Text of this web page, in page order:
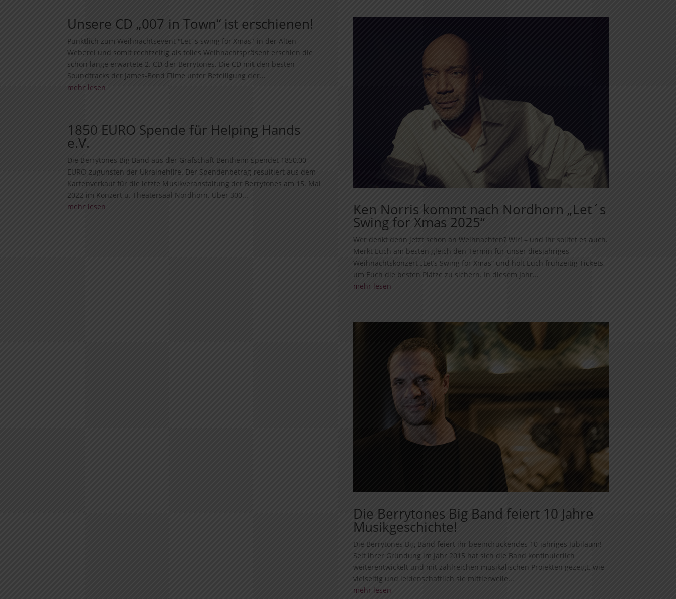
Unsere CD „007 in Town“ ist erschienen!
Pünktlich zum Weihnachtsevent "Let`s swing for Xmas" in der Alten
Weberei und somit rechtzeitig als tolles Weihnachtspräsent erschien die
schon lange erwartete 2. CD der Berrytones. Die CD mit den besten
Soundtracks der James-Bond Filme unter Beteiligung der...
mehr lesen
1850 EURO Spende für Helping Hands
e.V.
Die Berrytones Big Band aus der Grafschaft Bentheim spendet 1850,00
EURO zugunsten der Ukrainehilfe. Der Spendenbetrag resultiert aus dem
Kartenverkauf für die letzte Musikveranstaltung der Berrytones am 15. Mai
2022 im Konzert u. Theatersaal Nordhorn. Über 300...
mehr lesen
Ken Norris kommt nach Nordhorn „Let´s
Swing for Xmas 2025“
Wer denkt denn jetzt schon an Weihnachten? Wir! – und Ihr solltet es auch.
Merkt Euch am besten gleich den Termin für unser diesjähriges
Weihnachtskonzert „Let’s Swing for Xmas“ und holt Euch frühzeitig Tickets,
um Euch die besten Plätze zu sichern. In diesem Jahr...
mehr lesen
Die Berrytones Big Band feiert 10 Jahre
Musikgeschichte!
Die Berrytones Big Band feiert ihr beeindruckendes 10-jähriges Jubiläum!
Seit ihrer Gründung im Jahr 2015 hat sich die Band kontinuierlich
weiterentwickelt und mit zahlreichen musikalischen Projekten gezeigt, wie
vielseitig und leidenschaftlich sie mittlerweile...
mehr lesen